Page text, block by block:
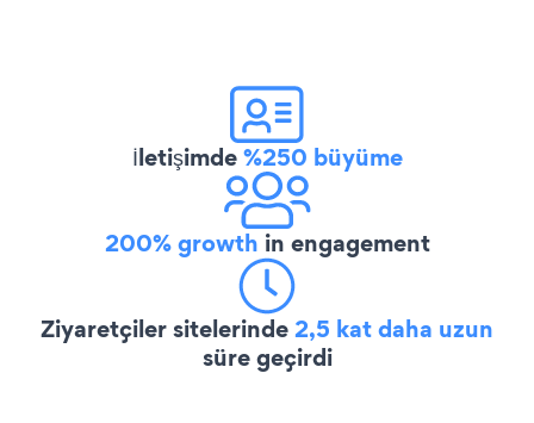
İletişimde%250 büyüme
200% growth in engagement
Ziyaretçiler sitelerinde2,5 kat daha uzun
süre geçirdi